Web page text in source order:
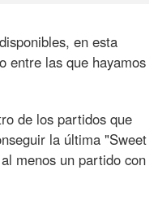
en esta
entre las que hayamos
de los partidos que
la última "Sweet
menos un partido con